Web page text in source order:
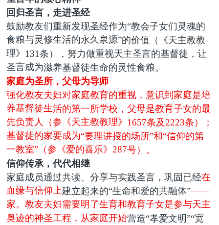
回归圣言， 走进圣经
鼓励教友们重新发现圣经作为“教会子女们灵魂的
食粮与灵修生活的永久泉源”的价值（ 《天主教教
理》 131条） ，努力做重视天主圣言的基督徒， 让
圣言成为滋养基督徒生命的灵性食粮。
家庭为圣所，父母为导师
强化教友夫妇对家庭教育的重视，意识到家庭是培
养基督徒生活的第一所学校，父母是教育子女的最
先负责人（参《天主教教理》 1657条及2223条）；
基督徒的家要成为“要理讲授的场所”和“信仰的第
一教室”（参《爱的喜乐》287号）。
信仰传承，代代相继
家庭成员通过共读、分享与实践圣言， 巩固已经在
血缘与信仰上建立起来的“生命和爱的共融体”——
家。教友夫妇需要明了生育和教育子女是参与天主
奥迹的神圣工程，从家庭开始营造“孝爱文明”“宽